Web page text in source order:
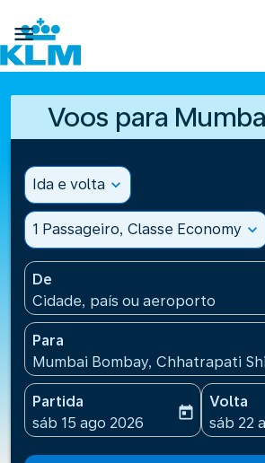

Voos para
Ida e volta expand_more
1 Passageiro, Classe Economy expand_more
De
Cidade, país ou aeroporto
Para
Mumbai Bombay, Chhatrapati
Partida
fc-booking-departure-date-
sáb 15 ago 2026
today
Volta
fc-
sáb 22